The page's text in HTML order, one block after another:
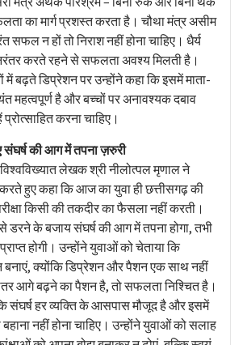
का मार्ग प्रशस्त करता है। चौथा मंत्र असीम
सफल न हों तो निराश नहीं होना चाहिए। धैर्य
करते रहने से सफलता अवश्य मिलती है।
में बढ़ते डिप्रेशन पर उन्होंने कहा कि इसमें माता-
महत्वपूर्ण है और बच्चों पर अनावश्यक दबाव
करना चाहिए।
की आग में तपना ज़रुरी
लेखक श्री नीलोत्पल मृणाल ने
हुए कहा कि आज का युवा ही छत्तीसगढ़ की
किसी की तकदीर का फैसला नहीं करती।
डरने के बजाय संघर्ष की आग में तपना होगा, तभी
होगी। उन्होंने युवाओं को चेताया कि
क्योंकि डिप्रेशन और पैशन एक साथ नहीं
आगे बढ़ने का पैशन है, तो सफलता निश्चित है।
संघर्ष हर व्यक्ति के आसपास मौजूद है और इसमें
नहीं होना चाहिए। उन्होंने युवाओं को सलाह